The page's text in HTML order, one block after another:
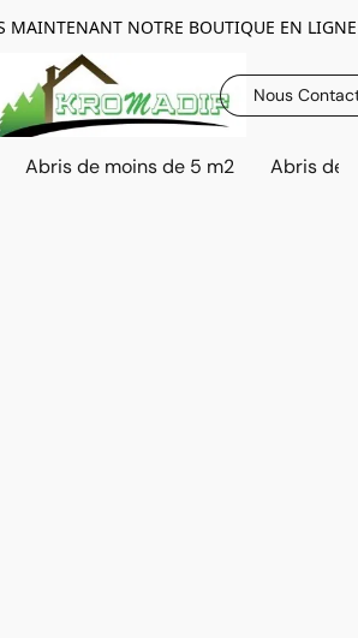
MAINTENANT NOTRE BOUTIQUE EN LIGNE
Nous
Abris de moins de 5 m2 Abris de